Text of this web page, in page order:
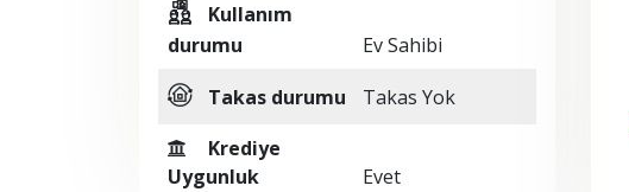
Kullanım
durumu
Ev Sahibi
Takas durumu
Takas Yok
Krediye
Uygunluk
Evet